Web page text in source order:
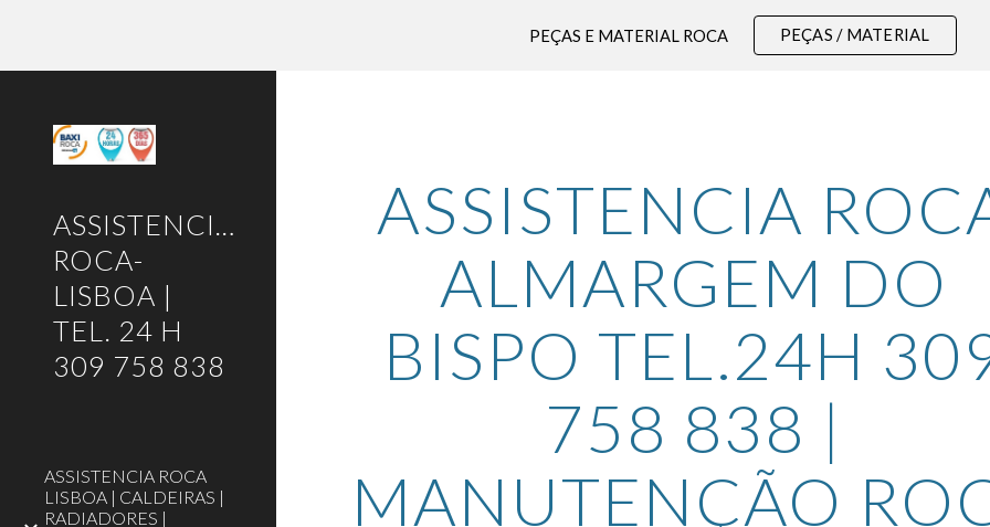
Skip to main content Skip to
PEÇAS E MATERIAL ROCA PEÇAS / MATERIAL
ASSISTENCIA-
ROCA-
LISBOA |
TEL. 24 H
309 758 838
ASSISTENCIA ROCA
LISBOA | CALDEIRAS |
RADIADORES |
ASSISTENCIA
ALMARGEM DO
BISPO TEL.24H
758 838 |
MANUTENÇÃO